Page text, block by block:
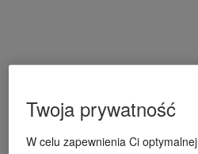
Twoja prywatność
W celu zapewnienia Ci